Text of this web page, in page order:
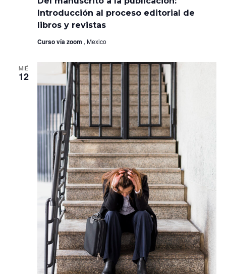
Introducción al proceso editorial de
libros y revistas
a
la
publicación:
libros
y
revistas
Curso vía zoom , Mexico
MIÉ
12